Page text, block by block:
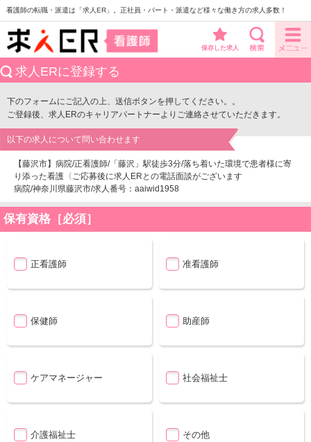
看護師の転職・派遣は「求人ER」。正社員・パート・派遣など様々な働き方の求人多数！
保存した求人
求人ERに登録する
下のフォームにご記入の上、送信ボタンを押してください。。
ご登録後、求人ERのキャリアパートナーよりご連絡させていただきます。
以下の求人について問い合わせます
【藤沢市】病院/正看護師/「藤沢」駅徒歩3分/落ち着いた環境で患者様に寄
り添った看護〈ご応募後に求人ERとの電話面談がございます
病院/神奈川県藤沢市/求人番号：aaiwid1958
保有資格［必須］
正看護師 准看護師
保健師 助産師
ケアマネージャー 社会福祉士
介護福祉士 その他